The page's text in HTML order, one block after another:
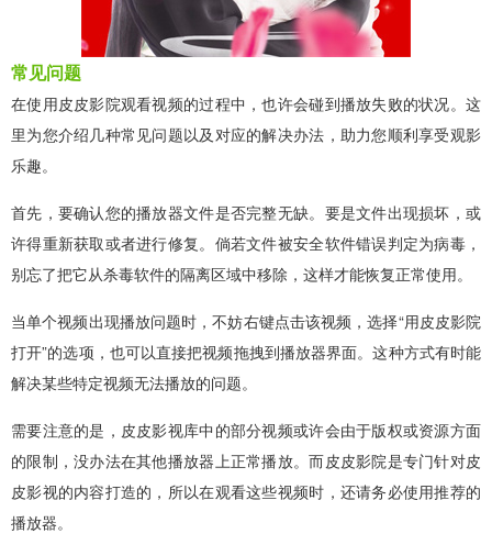
常见问题
在使用皮皮影院观看视频的过程中，也许会碰到播放失败的状况。这
里为您介绍几种常见问题以及对应的解决办法，助力您顺利享受观影
乐趣。
首先，要确认您的播放器文件是否完整无缺。要是文件出现损坏，或
许得重新获取或者进行修复。倘若文件被安全软件错误判定为病毒，
别忘了把它从杀毒软件的隔离区域中移除，这样才能恢复正常使用。
当单个视频出现播放问题时，不妨右键点击该视频，选择“用皮皮影院
打开”的选项，也可以直接把视频拖拽到播放器界面。这种方式有时能
解决某些特定视频无法播放的问题。
需要注意的是，皮皮影视库中的部分视频或许会由于版权或资源方面
的限制，没办法在其他播放器上正常播放。而皮皮影院是专门针对皮
皮影视的内容打造的，所以在观看这些视频时，还请务必使用推荐的
播放器。